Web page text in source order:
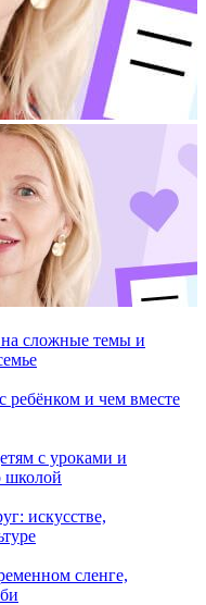
сложные темы и
и чем вместе
с уроками и
школой
искусстве,
сленге,